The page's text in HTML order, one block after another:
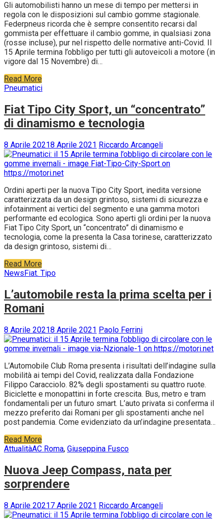
Gli automobilisti hanno un mese di tempo per mettersi in
regola con le disposizioni sul cambio gomme stagionale.
Federpneus ricorda che è sempre consentito recarsi dal
gommista per effettuare il cambio gomme, in qualsiasi zona
(rosse incluse), pur nel rispetto delle normative anti-Covid. Il
15 Aprile termina l’obbligo per tutti gli autoveicoli a motore (in
vigore dal 15 Novembre) di…
Read More
Pneumatici
Fiat Tipo City Sport, un “concentrato”
di dinamismo e tecnologia
8 Aprile 20218 Aprile 2021 Riccardo Arcangeli
Ordini aperti per la nuova Tipo City Sport, inedita versione
caratterizzata da un design grintoso, sistemi di sicurezza e
infotainment ai vertici del segmento e una gamma motori
performante ed ecologica. Sono aperti gli ordini per la nuova
Fiat Tipo City Sport, un “concentrato” di dinamismo e
tecnologia, come la presenta la Casa torinese, caratterizzato
da design grintoso, sistemi di…
Read More
News Fiat. Tipo
L’automobile resta la prima scelta per i
Romani
8 Aprile 20218 Aprile 2021 Paolo Ferrini
L’Automobile Club Roma presenta i risultati dell’indagine sulla
mobilità ai tempi del Covid, realizzata dalla Fondazione
Filippo Caracciolo. 82% degli spostamenti su quattro ruote.
Biciclette e monopattini in forte crescita. Bus, metro e tram
fondamentali per un futuro smart. L’auto privata si conferma il
mezzo preferito dai Romani per gli spostamenti anche nel
post pandemia. Come evidenziato da un’indagine presentata…
Read More
AttualitàAC Roma, Giuseppina Fusco
Nuova Jeep Compass, nata per
sorprendere
8 Aprile 20217 Aprile 2021 Riccardo Arcangeli